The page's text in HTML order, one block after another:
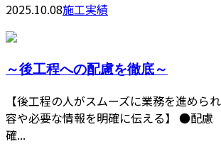
2025.10.08施工実績
～後工程への配慮を徹底～
【後工程の人がスムーズに業務を進めら
容や必要な情報を明確に伝える】 ●配慮
確...